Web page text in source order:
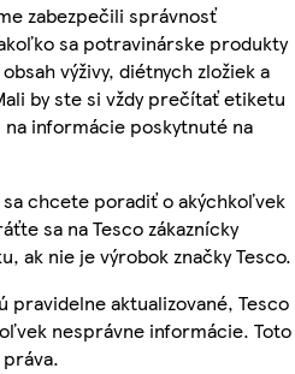
zabezpečili správnosť
sa potravinárske produkty
výživy, diétnych zložiek a
by ste si vždy prečítať etiketu
informácie poskytnuté na
chcete poradiť o akýchkoľvek
sa na Tesco zákaznícky
ak nie je výrobok značky Tesco.
pravidelne aktualizované, Tesco
nesprávne informácie. Toto
práva.